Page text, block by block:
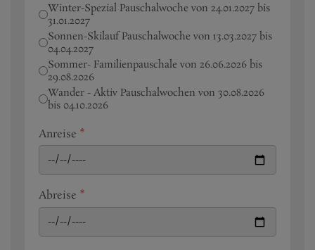
Winter-Spezial Pauschalwoche von 24.01.2027 bis
31.01.2027
Sonnen-Skilauf Pauschalwoche von 13.03.2027 bis
04.04.2027
Sommer- Familienpauschale von 26.06.2026 bis
29.08.2026
Wander - Aktiv Pauschalwochen von 30.08.2026
bis 04.10.2026
Anreise *
Abreise *